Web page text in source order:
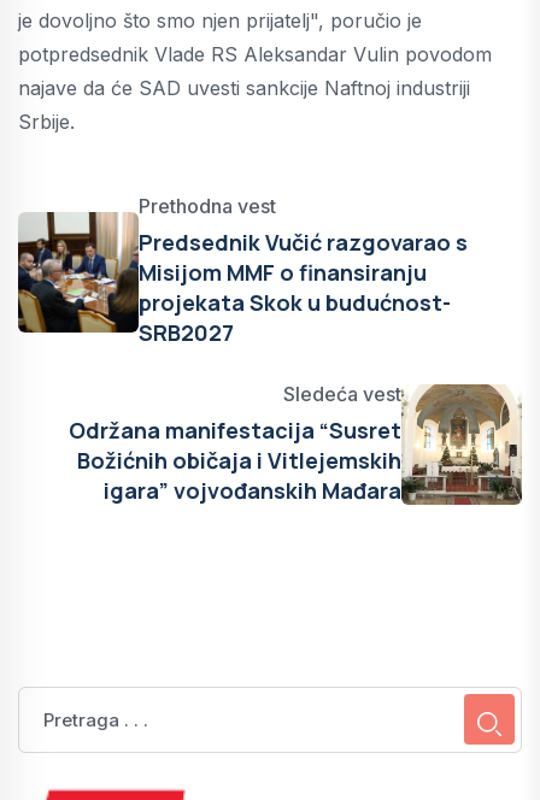
je dovoljno što smo njen prijatelj", poručio je
potpredsednik Vlade RS Aleksandar Vulin povodom
najave da će SAD uvesti sankcije Naftnoj industriji
Srbije.
Prethodna vest
Predsednik Vučić razgovarao s
Misijom MMF o finansiranju
projekata Skok u budućnost-
SRB2027
Sledeća vest
Održana manifestacija “Susret
Božićnih običaja i Vitlejemskih
igara” vojvođanskih Mađara